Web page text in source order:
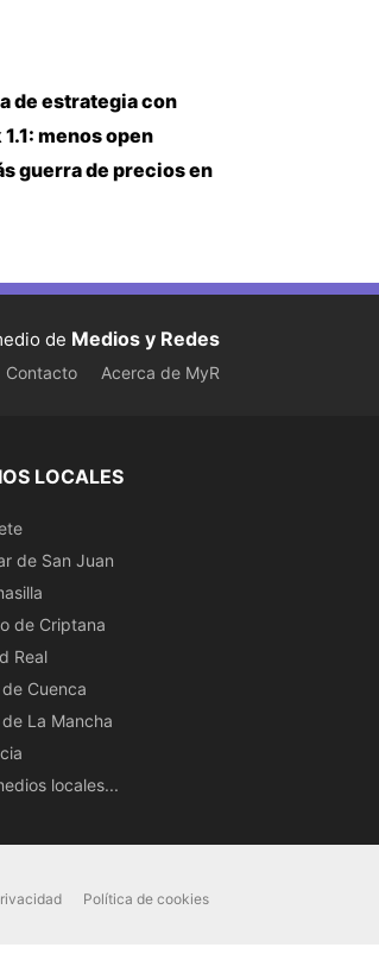
de estrategia con
menos open
guerra de precios en
de Medios y Redes
Contacto Acerca de MyR
LOCALES
de San Juan
de Criptana
Real
Cuenca
La Mancha
locales...
Política de cookies